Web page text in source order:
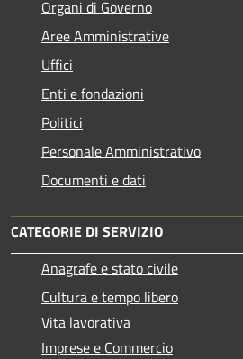
Organi di Governo
Aree Amministrative
Uffici
Enti e fondazioni
Politici
Personale Amministrativo
Documenti e dati
CATEGORIE DI SERVIZIO
Anagrafe e stato civile
Cultura e tempo libero
Vita lavorativa
Imprese e Commercio